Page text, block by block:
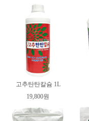
고추탄탄칼슘 1L
19,800원